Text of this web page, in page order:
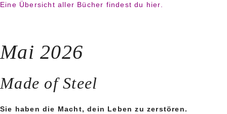
Eine Übersicht aller Bücher findest du hier.
Mai 2026
Made of Steel
Sie haben die Macht, dein Leben zu zerstören.